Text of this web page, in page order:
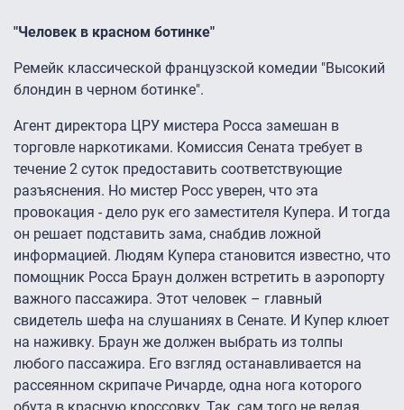
"Человек в красном ботинке"
Ремейк классической французской комедии "Высокий
блондин в черном ботинке".
Агент директора ЦРУ мистера Росса замешан в
торговле наркотиками. Комиссия Сената требует в
течение 2 суток предоставить соответствующие
разъяснения. Но мистер Росс уверен, что эта
провокация - дело рук его заместителя Купера. И тогда
он решает подставить зама, снабдив ложной
информацией. Людям Купера становится известно, что
помощник Росса Браун должен встретить в аэропорту
важного пассажира. Этот человек – главный
свидетель шефа на слушаниях в Сенате. И Купер клюет
на наживку. Браун же должен выбрать из толпы
любого пассажира. Его взгляд останавливается на
рассеянном скрипаче Ричарде, одна нога которого